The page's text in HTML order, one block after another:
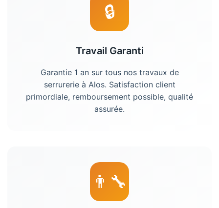
🔒
Travail Garanti
Garantie 1 an sur tous nos travaux de
serrurerie à Alos. Satisfaction client
primordiale, remboursement possible, qualité
assurée.
👨‍🔧